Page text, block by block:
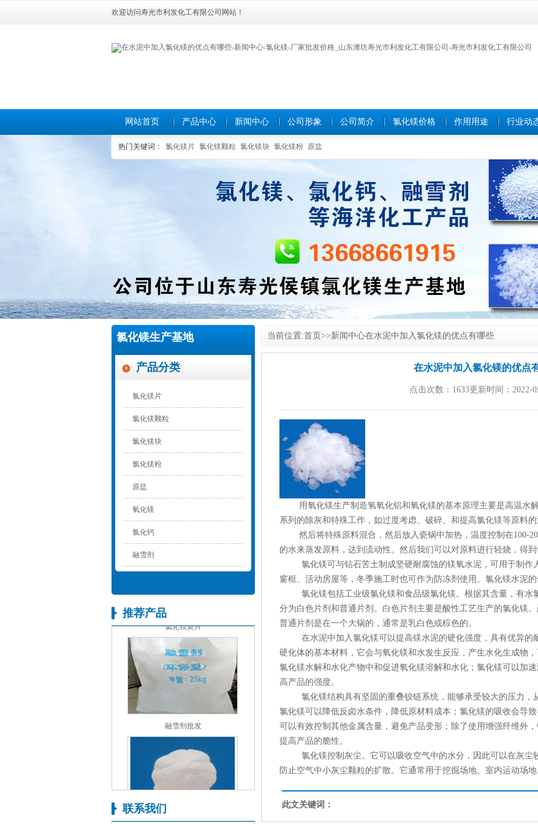
欢迎访问寿光市利发化工有限公司网站！
网站首页 产品中心 新闻中心 公司形象 公司简介 氯化镁价格 作用用途 行业动
热门关键词： 氯化镁片 氯化镁颗粒 氯化镁块 氯化镁粉 原盐
氯化镁生产基地
产品分类
氯化镁片
氯化镁颗粒
氯化镁块
氯化镁粉
原盐
氧化镁
氯化钙
融雪剂
推荐产品氯化镁黄片
联系我们
当前位置:首页 >>新闻中心在水泥中加入氯化镁的优点有哪些
在水泥中加入氯化镁的优点
点击次数：1633更新时间：2022-
用氧化镁生产制造氢氧化铝和氧化镁的基本原理主要是高温水
系列的除灰和特殊工作，如过度考虑、破碎、和提高氯化镁等原料的
然后将特殊原料混合，然后放入瓷锅中加热，温度控制在100-
的水来蒸发原料，达到流动性。然后我们可以对原料进行轻烧，得
氯化镁可与钻石苦土制成坚硬耐腐蚀的镁氧水泥，可用于制作
窗框、活动房屋等，冬季施工时也可作为防冻剂使用。氯化镁水泥的
氯化镁包括工业级氯化镁和食品级氯化镁。根据其含量，有水
分为白色片剂和普通片剂。白色片剂主要是酸性工艺生产的氯化镁
普通片剂是在一个大锅的，通常是乳白色或棕色的。
在水泥中加入氯化镁可以提高镁水泥的硬化强度，具有优异的
硬化体的基本材料，它会与氧化镁和水发生反应，产生水化生成物
氯化镁水解和水化产物中和促进氧化镁溶解和水化；氯化镁可以加
高产品的强度。
氯化镁结构具有坚固的重叠铰链系统，能够承受较大的压力，
氯化镁可以降低反卤水条件，降低原材料成本；氯化镁的吸收会导
可以有效控制其他金属含量，避免产品变形；除了使用增强纤维外
提高产品的脆性。
氯化镁控制灰尘。它可以吸收空气中的水分，因此可以在灰尘
防止空气中小灰尘颗粒的扩散。它通常用于挖掘场地、室内运动场地
此文关键词：